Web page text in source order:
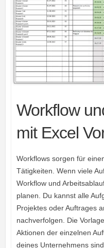
Workflow
mit Excel
Workflows sorgen für
Tätigkeiten. Wenn viele
Workflow und
planen. Du kannst alle
Projektes oder Auftrages
nachverfolgen. Die
Aktionen der einzelnen
deines Unternehmens sind.